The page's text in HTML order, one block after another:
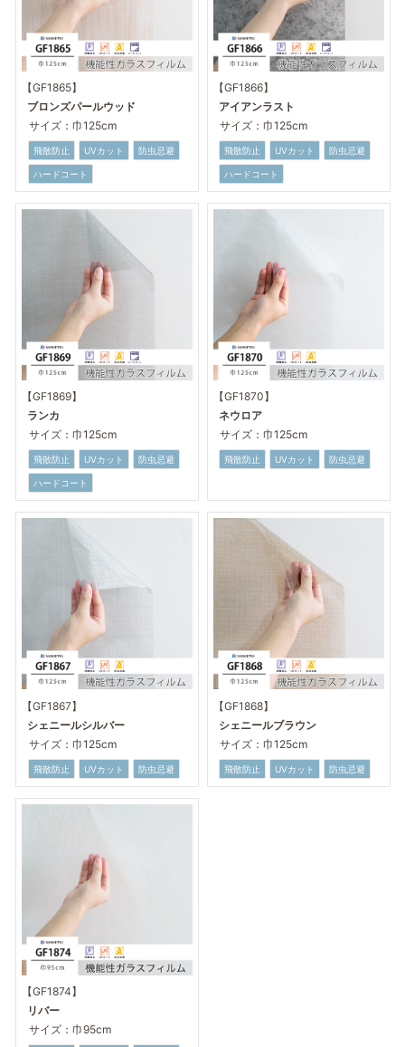
【GF1865】
ブロンズパールウッド
サイズ：巾125cm
飛散防止 UVカット 防虫忌避
ハードコート
【GF1866】
アイアンラスト
サイズ：巾125cm
飛散防止 UVカット 防虫忌避
ハードコート
【GF1869】
ランカ
サイズ：巾125cm
飛散防止 UVカット 防虫忌避
ハードコート
【GF1870】
ネウロア
サイズ：巾125cm
飛散防止 UVカット 防虫忌避
【GF1867】
シェニールシルバー
サイズ：巾125cm
飛散防止 UVカット 防虫忌避
【GF1868】
シェニールブラウン
サイズ：巾125cm
飛散防止 UVカット 防虫忌避
【GF1874】
リバー
サイズ：巾95cm